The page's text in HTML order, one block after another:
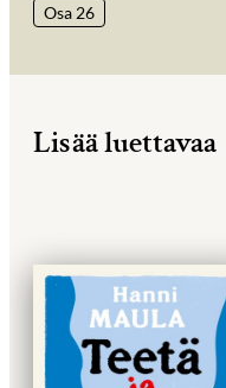
Osa 26
Lisää luettavaa